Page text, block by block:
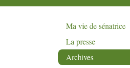
Ma vie de sénatrice
La presse
Archives